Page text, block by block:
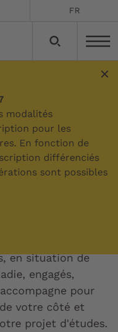
FR
modalités
pour les
En fonction de
différenciés
sont possibles
et droits
de haut, très bon
en situation de
engagés,
pour
votre côté et
projet d'études.